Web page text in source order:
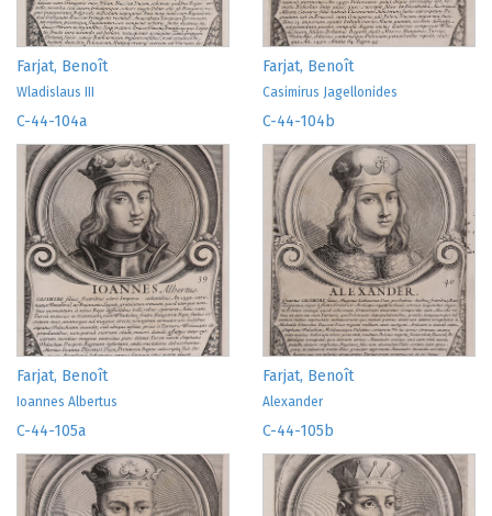
Farjat, Benoît
Wladislaus III
Farjat, Benoît
Casimirus Jagellonides
C-44-104a
Farjat, Benoît
Ioannes Albertus
C-44-104b
Farjat, Benoît
Alexander
C-44-105a C-44-105b